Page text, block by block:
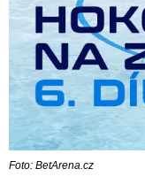
Foto: BetArena.cz